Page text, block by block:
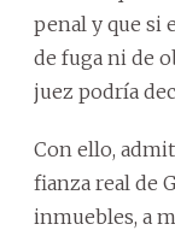
penal y que si
de fuga ni de
juez podría
Con ello,
fianza real de
inmuebles, a